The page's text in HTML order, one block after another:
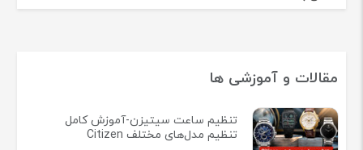
مقالات و آموزشی ها
تنظیم ساعت سیتیزن-آموزش کامل
تنظیم مدل‌های مختلف Citizen